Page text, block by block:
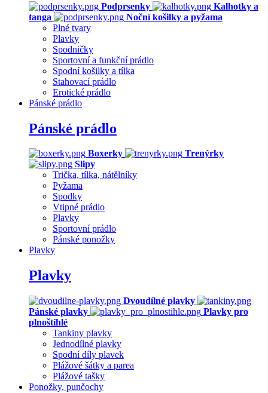
Podprsenky
Kalhotky a
tanga
Noční košilky a pyžama
Plné tvary
Plavky
Spodničky
Sportovní a funkční prádlo
Spodní košilky a tílka
Stahovací prádlo
Erotické prádlo
Pánské prádlo
Pánské prádlo
Boxerky
Trenýrky
Slipy
Trička, tílka, nátělníky
Pyžama
Spodky
Vtipné prádlo
Plavky
Sportovní prádlo
Pánské ponožky
Plavky
Plavky
Dvoudílné plavky
Pánské plavky
Plavky pro
plnoštíhlé
Tankiny plavky
Jednodílné plavky
Spodní díly plavek
Plážové šátky a parea
Plážové tašky
Ponožky, punčochy